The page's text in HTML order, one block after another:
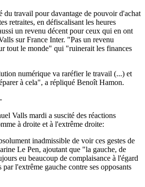
du travail pour davantage de pouvoir d'achat
retraites, en défiscalisant les heures
un revenu décent pour ceux qui en ont
sur France Inter. "Pas un revenu
tout le monde" qui "ruinerait les finances
numérique va raréfier le travail (...) et
à cela", a répliqué Benoît Hamon.
Valls mardi a suscité des réactions
à droite et à l'extrême droite:
inadmissible de voir ces gestes de
Le Pen, ajoutant que "la gauche, de
eu beaucoup de complaisance à l'égard
par l'extrême gauche contre ses opposants